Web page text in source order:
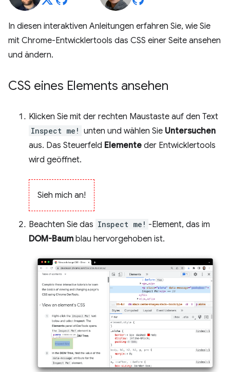
In diesen interaktiven Anleitungen erfahren Sie, wie Sie
mit Chrome-Entwicklertools das CSS einer Seite ansehen
und ändern.
CSS eines Elements ansehen
Klicken Sie mit der rechten Maustaste auf den Text
Inspect me! unten und wählen Sie Untersuchen
aus. Das Steuerfeld Elemente der Entwicklertools
wird geöffnet.
Sieh mich an!
Beachten Sie das Inspect me! -Element, das im
DOM-Baum blau hervorgehoben ist.